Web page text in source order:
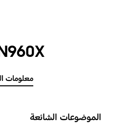
معلومات
الموضوعات الشائعة